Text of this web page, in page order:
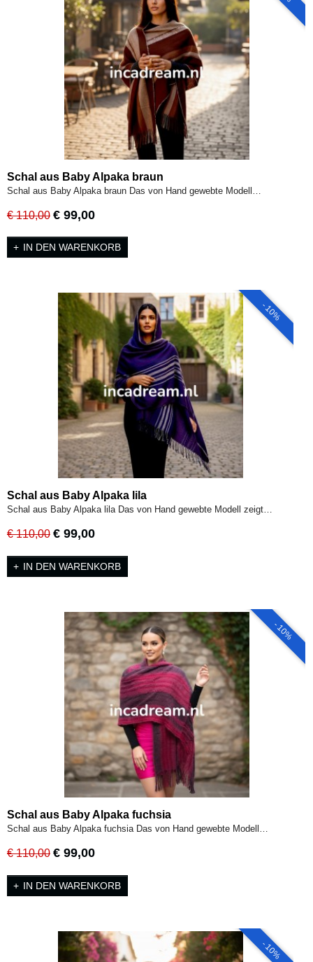
Schal aus Baby Alpaka braun
Schal aus Baby Alpaka braun Das von Hand gewebte Modell…
€ 110,00 € 99,00
IN DEN WARENKORB
- 10%
Schal aus Baby Alpaka lila
Schal aus Baby Alpaka lila Das von Hand gewebte Modell zeigt…
€ 110,00 € 99,00
IN DEN WARENKORB
- 10%
Schal aus Baby Alpaka fuchsia
Schal aus Baby Alpaka fuchsia Das von Hand gewebte Modell…
€ 110,00 € 99,00
IN DEN WARENKORB
- 10%